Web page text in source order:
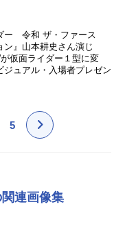
ー 令和 ザ・ファース
ン』山本耕史さん演じ
が仮面ライダー１型に変
ュアル・入場者プレゼン
5
連画像集